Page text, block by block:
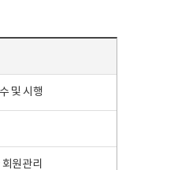
및 시행
원관리